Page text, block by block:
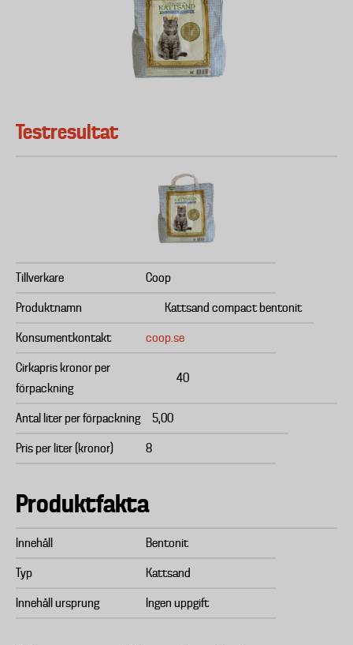
Testresultat
Tillverkare Coop
Produktnamn Kattsand compact bentonit
Konsumentkontakt coop.se
Cirkapris kronor per
förpackning
40
Antal liter per förpackning 5,00
Pris per liter (kronor) 8
Produktfakta
Innehåll Bentonit
Typ Kattsand
Innehåll ursprung Ingen uppgift